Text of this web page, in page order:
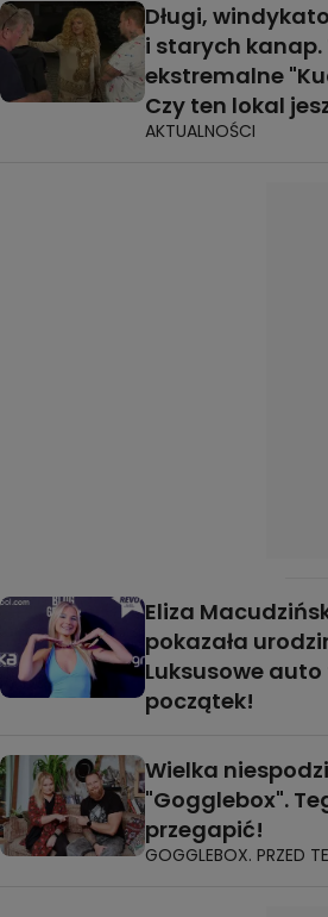
Długi,
i starych kanap.
ekstremalne
Czy ten lokal
AKTUALNOŚCI
Eliza
pokazała
Luksusowe
początek!
Wielka
"Gogglebox".
przegapić!
GOGGLEBOX. PRZED